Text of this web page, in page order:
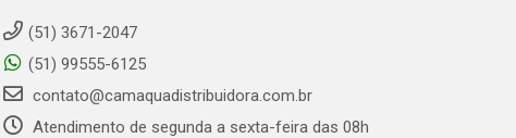
(51) 3671-2047
(51) 99555-6125
contato@camaquadistribuidora.com.br
Atendimento de segunda a sexta-feira das 08h